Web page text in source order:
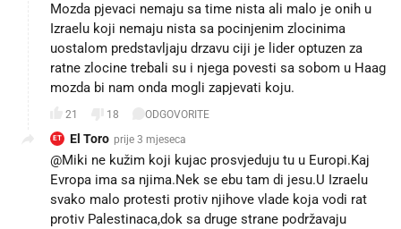
Mozda pjevaci nemaju sa time nista ali malo je onih u
Izraelu koji nemaju nista sa pocinjenim zlocinima
uostalom predstavljaju drzavu ciji je lider optuzen za
ratne zlocine trebali su i njega povesti sa sobom u Haag
mozda bi nam onda mogli zapjevati koju.
21 18 ODGOVORITE
ET El Toro prije 3 mjeseca
@Miki ne kužim koji kujac prosvjeduju tu u Europi.Kaj
Evropa ima sa njima.Nek se ebu tam di jesu.U Izraelu
svako malo protesti protiv njihove vlade koja vodi rat
protiv Palestinaca,dok sa druge strane podržavaju